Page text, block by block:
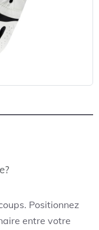
Positionnez
entre votre